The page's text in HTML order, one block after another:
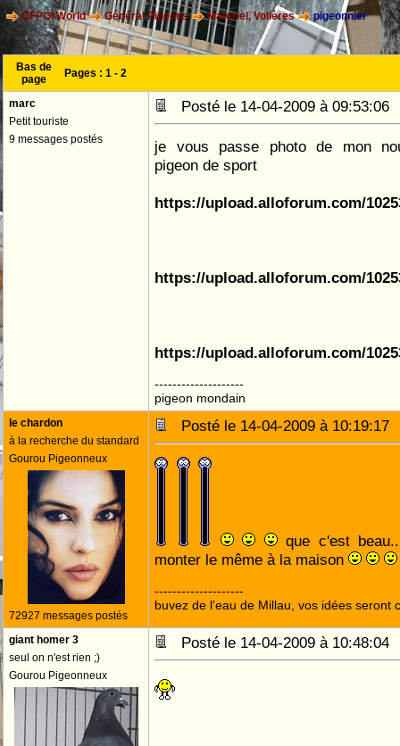
CFPOI World Général Pigeons Materiel, Volières pigeonnier
Bas de
page
Pages : 1 - 2
marc
Petit touriste
9 messages postés
Posté le 14-04-2009 à
je vous passe photo de mon
pigeon de sport
https://upload.alloforum.com/
https://upload.alloforum.com/
https://upload.alloforum.com/
--------------------
pigeon mondain
le chardon
à la recherche du standard
Gourou Pigeonneux
72927 messages postés
Posté le 14-04-2009 à
que c'est
monter le même à la maison
--------------------
buvez de l'eau de Millau, vos idées seront
giant homer 3
seul on n'est rien ;)
Gourou Pigeonneux
Posté le 14-04-2009 à